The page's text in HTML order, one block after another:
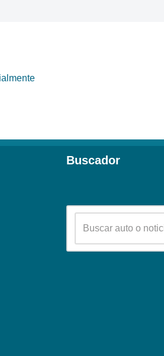
Buscador